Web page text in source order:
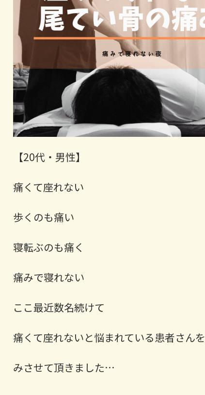
【20代・男性】
痛くて座れない
歩くのも痛い
寝転ぶのも痛く
痛みで寝れない ⁡
ここ最近数名続けて
痛くて座れないと悩まれている患者さんを
みさせて頂きました…